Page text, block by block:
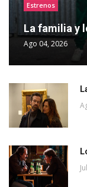
Estrenos
La familia y
Ago 04, 2026